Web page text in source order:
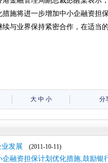
施将进一步增加中小企融资担
与业界保持紧密合作，在适当
大 中 小 分
发展 (2011-10-11)
融资担保计划优化措施,鼓励银